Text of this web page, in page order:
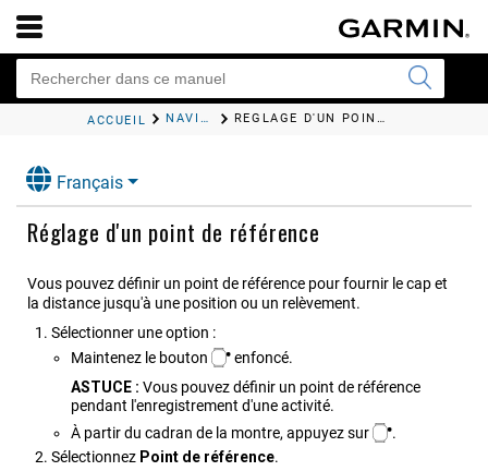
ACCUEIL NAVIGATION RÉGLAGE D'UN POINT DE RÉFÉRENCE
Français
Réglage d'un point de référence
Vous pouvez définir un point de référence pour fournir le cap et
la distance jusqu'à une position ou un relèvement.
Sélectionner une option :
Maintenez le bouton
enfoncé.
ASTUCE : Vous pouvez définir un point de référence
pendant l'enregistrement d'une activité.
À partir du cadran de la montre, appuyez sur
.
Sélectionnez Point de référence.